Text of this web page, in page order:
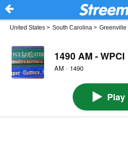
United States > South Carolina > Greenville
1490 AM - WPCI
AM · 1490
Play